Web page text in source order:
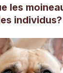
les
individus?